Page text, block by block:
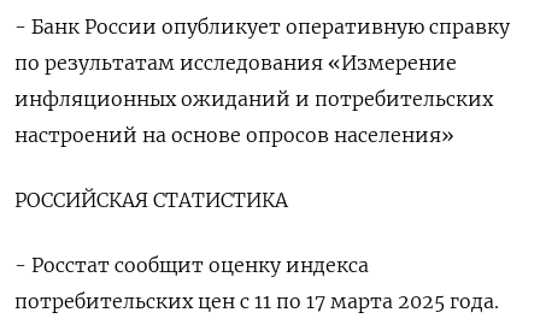
- Банк России опубликует оперативную справку
по результатам исследования «Измерение
инфляционных ожиданий и потребительских
настроений на основе опросов населения»
РОССИЙСКАЯ СТАТИСТИКА
- Росстат сообщит оценку индекса
потребительских цен с 11 по 17 марта 2025 года.